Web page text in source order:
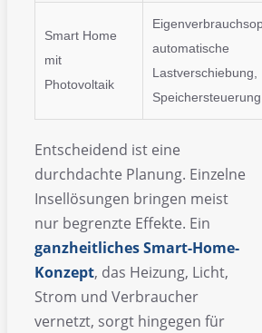
Smart Home
mit
Photovoltaik
automatische
Lastverschiebung,
Speichersteuerung
Entscheidend ist eine
durchdachte Planung. Einzelne
Insellösungen bringen meist
nur begrenzte Effekte. Ein
ganzheitliches Smart-Home-
Konzept, das Heizung, Licht,
Strom und Verbraucher
vernetzt, sorgt hingegen für